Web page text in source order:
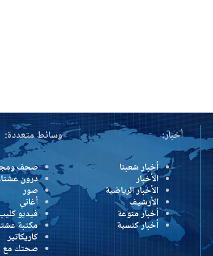
أخبار:
أخبار شعبنا
الأخبار
الأخبار الرياضية
الأرشيف
أخبار منوعة
أخبار كنسية
وسائط متعددة:
صحف
درون
صور
أغاني
فيديو
مكتبة
كاريكاتير
صحتك مع